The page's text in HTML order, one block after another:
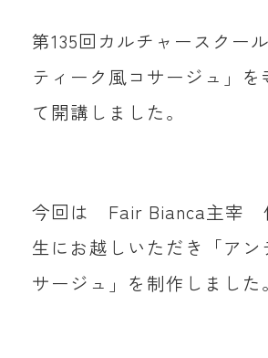
第135回カルチャースクー
ティーク風コサージュ」を
て開講しました。
今回は Fair Bianca主宰
生にお越しいただき「アン
サージュ」を制作しました。